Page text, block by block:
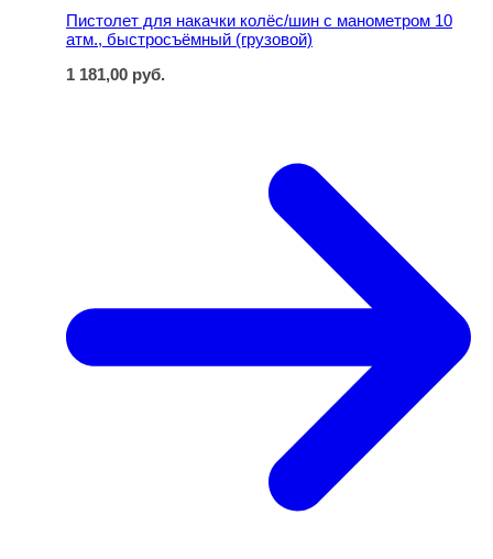
Пистолет для накачки колёс/шин с манометром 10
атм., быстросъёмный (грузовой)
1 181,00 руб.